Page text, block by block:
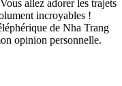
allez adorer les trajets
incroyables !
de Nha Trang
opinion personnelle.